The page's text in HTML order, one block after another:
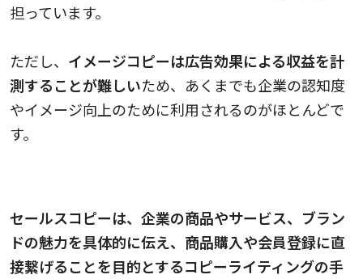
担っています。
ただし、 イメージコピーは広告効果による収益を計
測することが難しいため、あくまでも企業の認知度
やイメージ向上のために利用されるのがほとんどで
す。
セールスコピーは、企業の商品やサービス、ブラン
ドの魅力を具体的に伝え、商品購入や会員登録に直
接繋げることを目的とするコピーライティングの手